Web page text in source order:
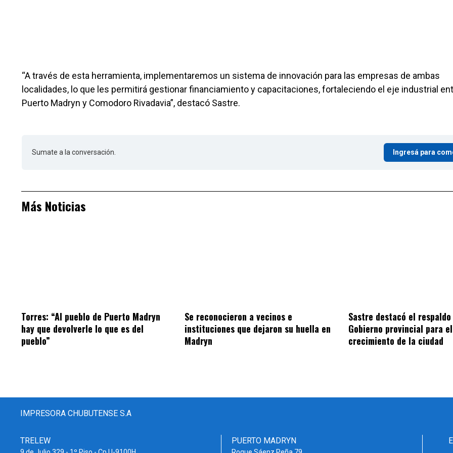
“A través de esta herramienta, implementaremos un sistema de innovación para las empresas de ambas
localidades, lo que les permitirá gestionar financiamiento y capacitaciones, fortaleciendo el eje industrial
Puerto Madryn y Comodoro Rivadavia”, destacó Sastre.
Sumate a la conversación. Ingresá para
Más Noticias
Torres: “Al pueblo de Puerto Madryn
hay que devolverle lo que es del
pueblo”
Se reconocieron a vecinos e
instituciones que dejaron su huella en
Madryn
Sastre destacó el
Gobierno provincial para el
crecimiento de la ciudad
IMPRESORA CHUBUTENSE S.A
TRELEW PUERTO MADRYN